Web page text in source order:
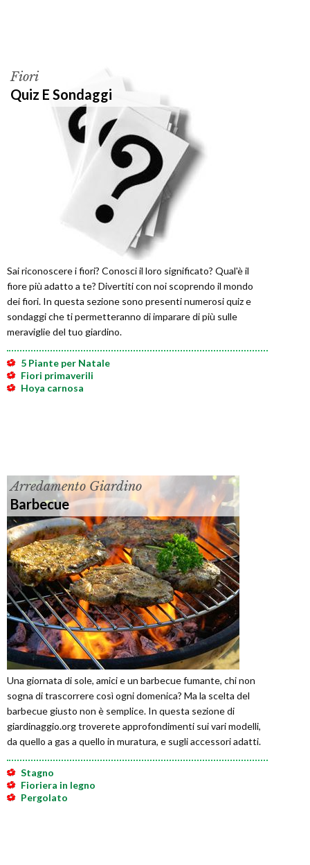
Fiori
Quiz E Sondaggi
Sai riconoscere i fiori? Conosci il loro significato? Qual'è il
fiore più adatto a te? Divertiti con noi scoprendo il mondo
dei fiori. In questa sezione sono presenti numerosi quiz e
sondaggi che ti permetteranno di imparare di più sulle
meraviglie del tuo giardino.
5 Piante per Natale
Fiori primaverili
Hoya carnosa
Arredamento Giardino
Barbecue
Una giornata di sole, amici e un barbecue fumante, chi non
sogna di trascorrere così ogni domenica? Ma la scelta del
barbecue giusto non è semplice. In questa sezione di
giardinaggio.org troverete approfondimenti sui vari modelli,
da quello a gas a quello in muratura, e sugli accessori adatti.
Stagno
Fioriera in legno
Pergolato